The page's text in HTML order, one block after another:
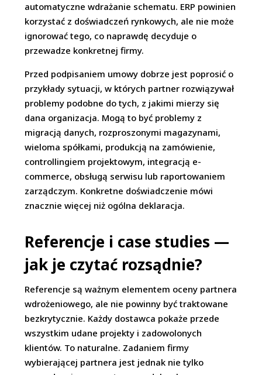
automatyczne wdrażanie schematu. ERP powinien
korzystać z doświadczeń rynkowych, ale nie może
ignorować tego, co naprawdę decyduje o
przewadze konkretnej firmy.
Przed podpisaniem umowy dobrze jest poprosić o
przykłady sytuacji, w których partner rozwiązywał
problemy podobne do tych, z jakimi mierzy się
dana organizacja. Mogą to być problemy z
migracją danych, rozproszonymi magazynami,
wieloma spółkami, produkcją na zamówienie,
controllingiem projektowym, integracją e-
commerce, obsługą serwisu lub raportowaniem
zarządczym. Konkretne doświadczenie mówi
znacznie więcej niż ogólna deklaracja.
Referencje i case studies —
jak je czytać rozsądnie?
Referencje są ważnym elementem oceny partnera
wdrożeniowego, ale nie powinny być traktowane
bezkrytycznie. Każdy dostawca pokaże przede
wszystkim udane projekty i zadowolonych
klientów. To naturalne. Zadaniem firmy
wybierającej partnera jest jednak nie tylko